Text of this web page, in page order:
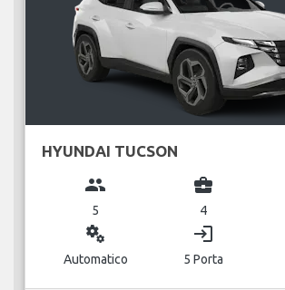
HYUNDAI TUCSON
group
5
business_center
4
miscellaneous_services
Automatico
login
5 Porta